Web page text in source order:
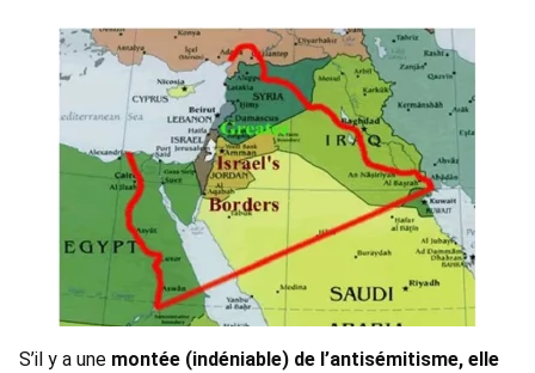
S’il y a une montée (indéniable) de l’antisémitisme, elle